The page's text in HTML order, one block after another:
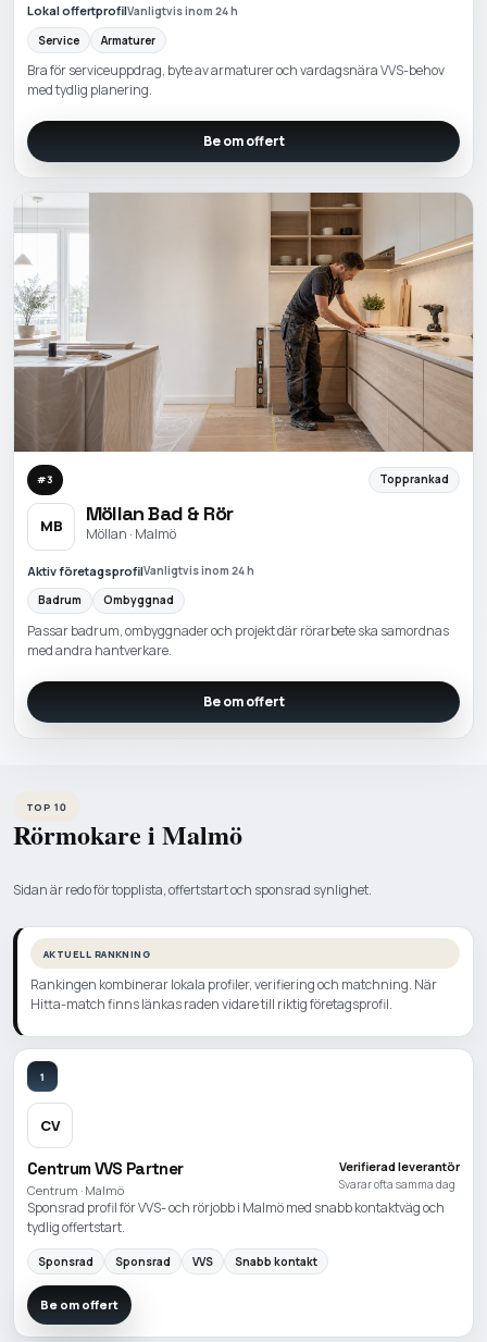
Lokal offertprofilVanligtvis inom 24 h
Service
Armaturer
Bra för serviceuppdrag, byte av armaturer och vardagsnära VVS-behov
med tydlig planering.
Be om offert
#3 Topprankad
MB
Möllan Bad & Rör
Möllan · Malmö
Aktiv företagsprofilVanligtvis inom 24 h
Badrum
Ombyggnad
Passar badrum, ombyggnader och projekt där rörarbete ska samordnas
med andra hantverkare.
Be om offert
TOP 10
Rörmokare i Malmö
Sidan är redo för topplista, offertstart och sponsrad synlighet.
AKTUELL RANKNING
Rankingen kombinerar lokala profiler, verifiering och matchning. När
Hitta-match finns länkas raden vidare till riktig företagsprofil.
1
CV
Centrum VVS Partner
Centrum · Malmö
Verifierad leverantör
Svarar ofta samma dag
Sponsrad profil för VVS- och rörjobb i Malmö med snabb kontaktväg och
tydlig offertstart.
Sponsrad Sponsrad VVS Snabb kontakt
Be om offert